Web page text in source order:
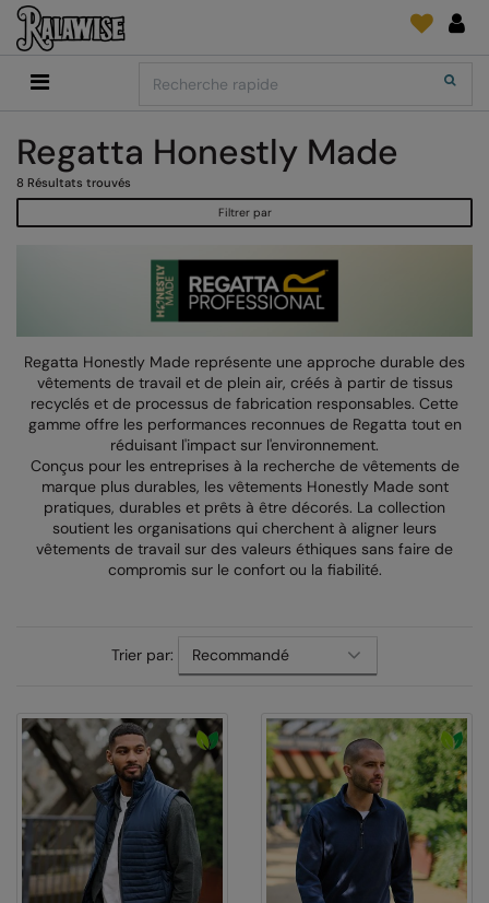
Back
RECOMMANDÉS CETTE SAISON
Consommables
Back
Add It On
Adidas
Anthem
AWDis Academy
AWDis Ecologie
AWDis Just Cool
AWDis Just Hoods
AWDis Just Polo's
AWDis So Denim
BagBase
Beechfield
Bella+Canvas
Build Your Brand
Build Your Brand Basic
Back
Anthem
ARTG
Asquith & Fox
AWDis Just Hoods
B&C Collection
Babybugz
Bagbase
Beechfield
Build Your Brand
Henbury
Home & Living
Kariban
KIMOOD
Larkwood
Back Back
Media Impression
Broderie
The Print Exchange
Papiers Transfert
Brands
Back
Back
Faire une demande
Quoi de neuf?
retour d'information
Regatta Honestly Made
8 Résultats trouvés
Filtrer par
Regatta Honestly Made représente une approche durable des
vêtements de travail et de plein air, créés à partir de tissus
recyclés et de processus de fabrication responsables. Cette
gamme offre les performances reconnues de Regatta tout en
réduisant l'impact sur l'environnement.
Conçus pour les entreprises à la recherche de vêtements de
marque plus durables, les vêtements Honestly Made sont
pratiques, durables et prêts à être décorés. La collection
soutient les organisations qui cherchent à aligner leurs
vêtements de travail sur des valeurs éthiques sans faire de
compromis sur le confort ou la fiabilité.
Trier par: